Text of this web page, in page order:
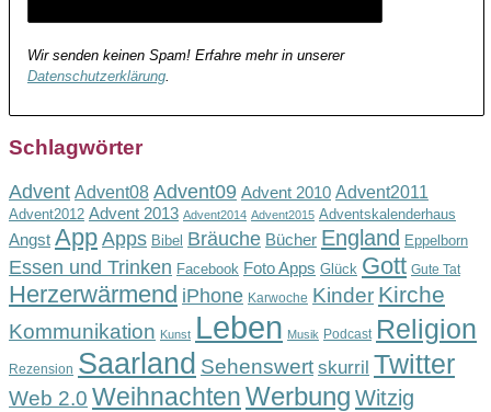
Wir senden keinen Spam! Erfahre mehr in unserer
Datenschutzerklärung
Schlagwörter
Advent Advent08 Advent09 Advent 2010 Advent2011
Advent2012 Advent 2013 Advent2014 Advent2015 Adventskalenderhaus
Angst App Apps Bibel Bräuche Bücher England Eppelborn
Essen und Trinken Facebook Foto Apps Glück Gott Gute Tat
Herzerwärmend iPhone Karwoche Kinder Kirche
Kommunikation Kunst Leben Musik Podcast Religion
Rezension Saarland Sehenswert skurril Twitter
Web 2.0 WeihnachtenWerbung Witzig